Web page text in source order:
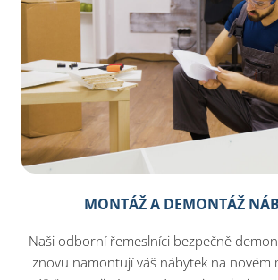
MONTÁŽ A DEMONTÁŽ
Naši odborní řemeslníci bezpečně
znovu namontují váš nábytek na novém